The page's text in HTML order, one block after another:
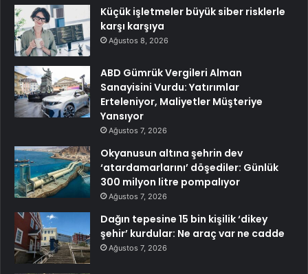
Küçük işletmeler büyük siber risklerle
karşı karşıya
Ağustos 8, 2026
ABD Gümrük Vergileri Alman
Sanayisini Vurdu: Yatırımlar
Erteleniyor, Maliyetler Müşteriye
Yansıyor
Ağustos 7, 2026
Okyanusun altına şehrin dev
‘atardamarlarını’ döşediler: Günlük
300 milyon litre pompalıyor
Ağustos 7, 2026
Dağın tepesine 15 bin kişilik ‘dikey
şehir’ kurdular: Ne araç var ne cadde
Ağustos 7, 2026